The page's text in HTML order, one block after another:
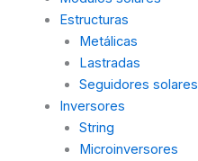
Estructuras
Metálicas
Lastradas
Seguidores solares
Inversores
String
Microinversores